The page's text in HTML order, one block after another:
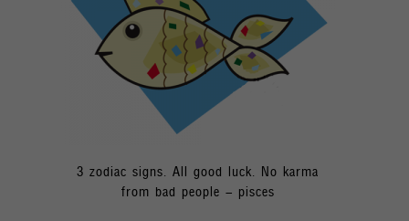
3 zodiac signs. All good luck. No karma
from bad people – pisces